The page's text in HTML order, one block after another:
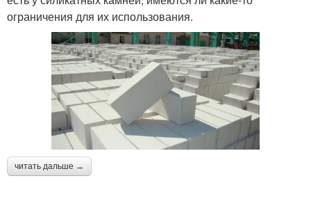
ограничения для их использования.
читать дальше →